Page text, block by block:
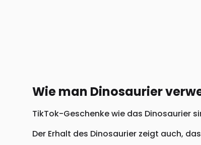
Wie man Dinosaurier
TikTok-Geschenke wie das Dinosaurier
Der Erhalt des Dinosaurier zeigt auch,